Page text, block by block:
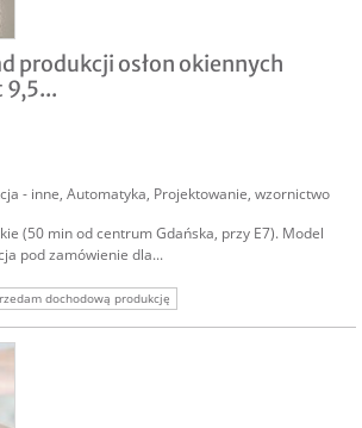
produkcji osłon okiennych
9,5...
- inne, Automatyka, Projektowanie, wzornictwo
(50 min od centrum Gdańska, przy E7). Model
pod zamówienie dla...
dochodową produkcję
sprzedam dochodową firmę